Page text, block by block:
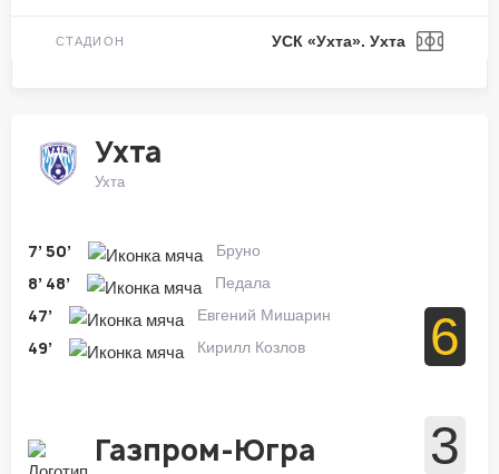
СТАДИОН УСК «Ухта». Ухта
Ухта
Ухта
7’ 50’ Бруно
8’ 48’ Педала
47’ Евгений Мишарин
49’ Кирилл Козлов
6
3
Газпром-Югра